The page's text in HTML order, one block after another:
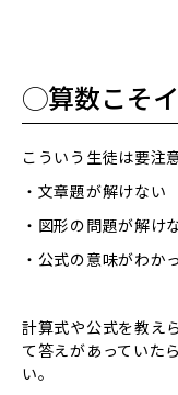
◯算数こそ
こういう生徒は要注
・文章題が解けない
・図形の問題が解け
・公式の意味がわか
計算式や公式を教え
て答えがあっていた
い。